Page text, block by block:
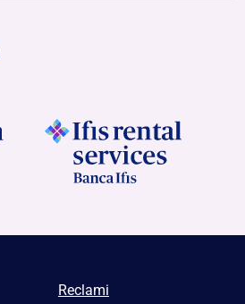
Reclami